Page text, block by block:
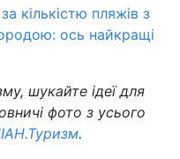
кількістю пляжів з
ось найкращі
шукайте ідеї для
фото з усього
.